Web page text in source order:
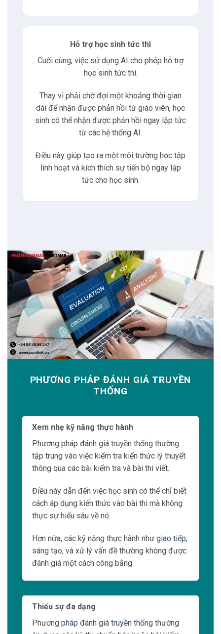
E-mail
Tư vấn
Hỗ trợ học sinh tức thì
Cuối cùng, việc sử dụng AI cho phép hỗ trợ
học sinh tức thì.
Thay vì phải chờ đợi một khoảng thời gian
dài để nhận được phản hồi từ giáo viên, học
sinh có thể nhận được phản hồi ngay lập tức
từ các hệ thống AI.
Điều này giúp tạo ra một môi trường học tập
linh hoạt và kích thích sự tiến bộ ngay lập
tức cho học sinh.
PHƯƠNG PHÁP ĐÁNH GIÁ TRUYỀN
THỐNG
Xem nhẹ kỹ năng thực hành
Phương pháp đánh giá truyền thống thường
tập trung vào việc kiểm tra kiến thức lý thuyết
thông qua các bài kiểm tra và bài thi viết.
Điều này dẫn đến việc học sinh có thể chỉ biết
cách áp dụng kiến thức vào bài thi mà không
thực sự hiểu sâu về nó.
Hơn nữa, các kỹ năng thực hành như giao tiếp,
sáng tạo, và xử lý vấn đề thường không được
đánh giá một cách công bằng.
Thiếu sự đa dạng
Phương pháp đánh giá truyền thống thường